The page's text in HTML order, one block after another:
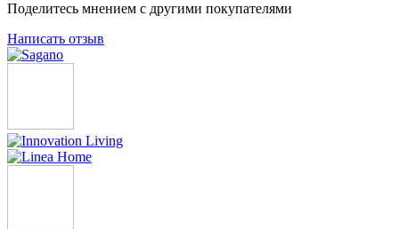
Поделитесь мнением с другими покупателями
Написать отзыв